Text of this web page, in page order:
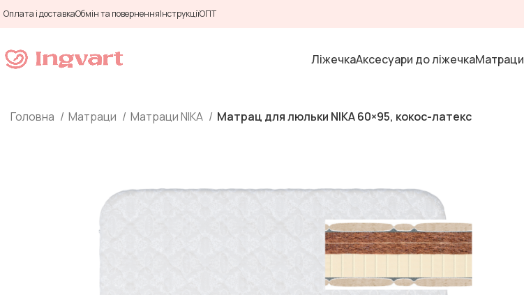
Оплата і доставкаОбмін та поверненняІнструкціїОПТ
ЛіжечкаАксесуари до ліжечкаМатраци
Головна Матраци Матраци NIKA Матрац для люльки NIKA 60×95, кокос-латекс